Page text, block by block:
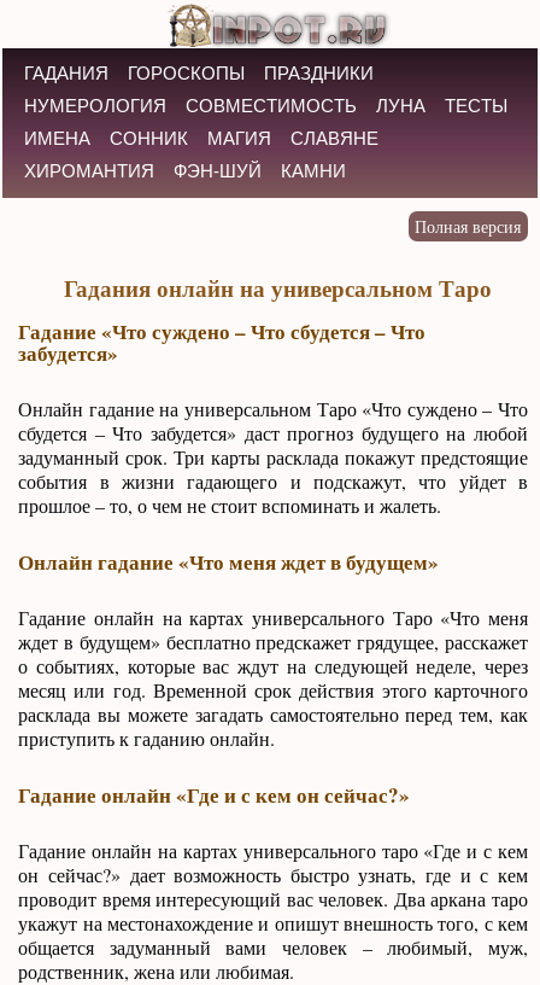
ГАДАНИЯ ГОРОСКОПЫ
ПРАЗДНИКИ
НУМЕРОЛОГИЯ
СОВМЕСТИМОСТЬ ЛУНА
ТЕСТЫ
ИМЕНА
СОННИК МАГИЯ
СЛАВЯНЕ
ХИРОМАНТИЯ
ФЭН-ШУЙ КАМНИ
Гадания онлайн на универсальном Таро
Гадание «Что суждено – Что сбудется – Что
забудется»
Онлайн гадание на универсальном Таро «Что суждено – Что
сбудется – Что забудется» даст прогноз будущего на любой
задуманный срок. Три карты расклада покажут предстоящие
события в жизни гадающего и подскажут, что уйдет в
прошлое – то, о чем не стоит вспоминать и жалеть.
Онлайн гадание «Что меня ждет в будущем»
Гадание онлайн на картах универсального Таро «Что меня
ждет в будущем» бесплатно предскажет грядущее, расскажет
о событиях, которые вас ждут на следующей неделе, через
месяц или год. Временной срок действия этого карточного
расклада вы можете загадать самостоятельно перед тем, как
приступить к гаданию онлайн.
Гадание онлайн «Где и с кем он сейчас?»
Гадание онлайн на картах универсального таро «Где и с кем
он сейчас?» дает возможность быстро узнать, где и с кем
проводит время интересующий вас человек. Два аркана таро
укажут на местонахождение и опишут внешность того, с кем
общается задуманный вами человек – любимый, муж,
родственник, жена или любимая.